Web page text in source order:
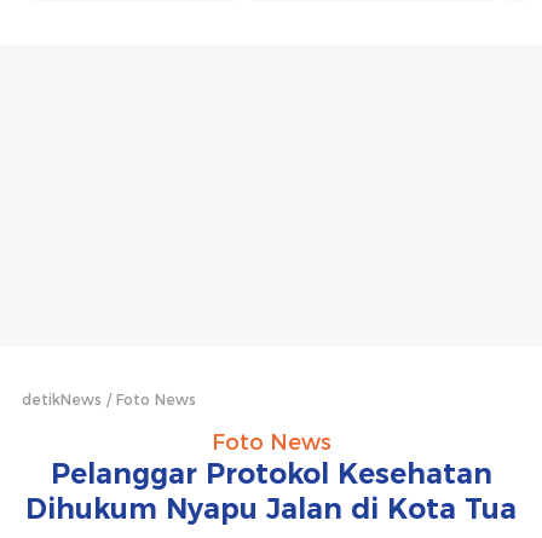
detikNews Foto News
Foto News
Pelanggar Protokol Kesehatan
Dihukum Nyapu Jalan di Kota Tua